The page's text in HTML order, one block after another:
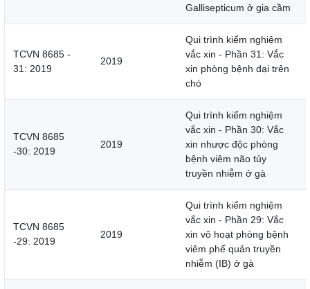
Gallisepticum ở gia cầm
TCVN 8685 -
31: 2019
2019
Qui trình kiểm nghiệm
vắc xin - Phần 31: Vắc
xin phòng bệnh dại trên
chó
TCVN 8685
-30: 2019
2019
Qui trình kiểm nghiệm
vắc xin - Phần 30: Vắc
xin nhược độc phòng
bệnh viêm não tủy
truyền nhiễm ở gà
TCVN 8685
-29: 2019
2019
Qui trình kiểm nghiệm
vắc xin - Phần 29: Vắc
xin vô hoạt phòng bệnh
viêm phế quản truyền
nhiễm (IB) ở gà